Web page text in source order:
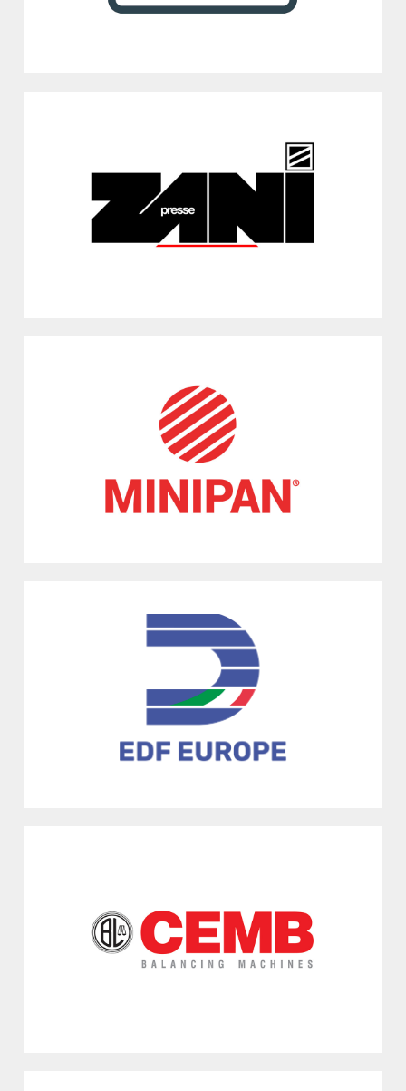
ZANI SPA
Presse meccaniche e torni a lastra
MINIPAN SRL
Massa Lombarda, RA
Macchine ed impianti automatici per prodotti alimentari
Vedi
EDF EUROPE SRL
Argelato, BO
Macchine per l’industria della carta e del cartone
Vedi
Mandello Lario, LC
Macchine equilibratrici
Vedi